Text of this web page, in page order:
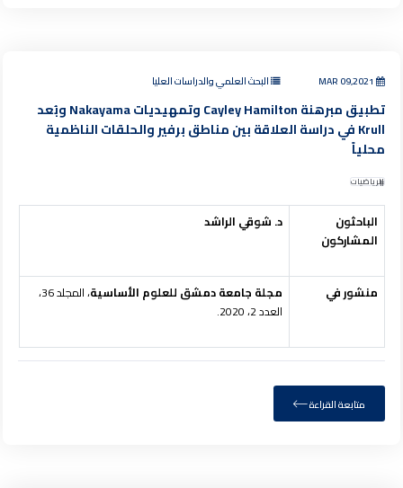
البحث العلمي والدراسات العليا
تطبيق مبرهنة Cayley Hamilton وتمهيديات Nakayama وبُعد
Krull في دراسة العلاقة بين مناطق برفير والحلقات الناظمية
محلياً
الرياضيات
الباحثون
المشاركون
د. شوقي الراشد
منشور في مجلة جامعة دمشق للعلوم الأساسية
، المجلد 36،
العدد 2، 2020.
متابعة القراءة